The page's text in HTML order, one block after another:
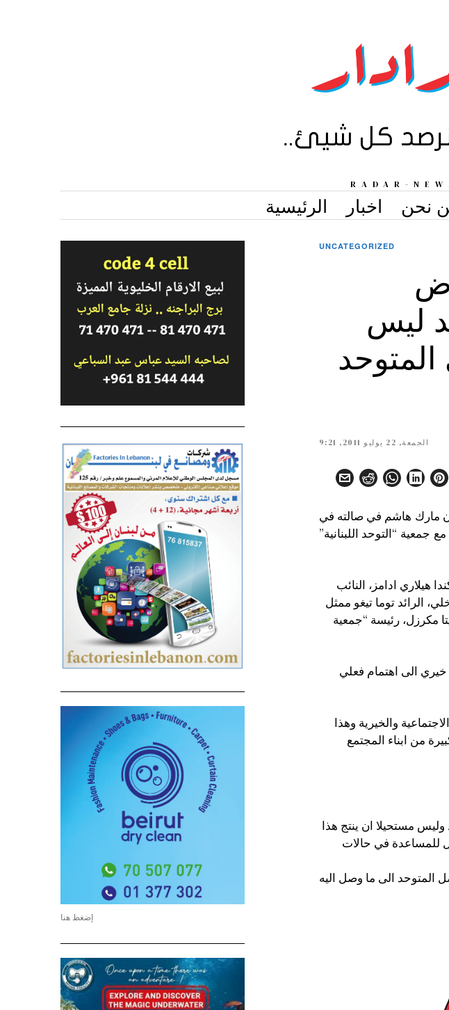
الرئيسية اخبار نحن
UNCATEGORIZED
ليس
الجمعة, 22 يوليو 2011, 9:21
مارك هاشم في صالته في
“التوحد اللبنانية”
هيلاري ادامز، النائب
الرائد توما تيغو ممثل
مكرزل، رئيسة “جمعية
الى اهتمام فعلي
والخيرية وهذا
كبيرة من ابناء المجتمع
وليس مستحيلا ان ينتج هذا
للمساعدة في حالات
المتوحد الى ما وصل اليه
إضغط هنا